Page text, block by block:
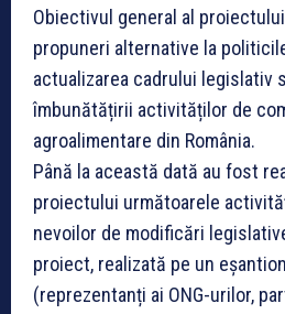
Obiectivul general al
propuneri alternative la
actualizarea cadrului legislativ
îmbunătățirii activităților de
agroalimentare din România.
Până la această dată au fost
proiectului următoarele
nevoilor de modificări
proiect, realizată pe un
(reprezentanți ai ONG-urilor,